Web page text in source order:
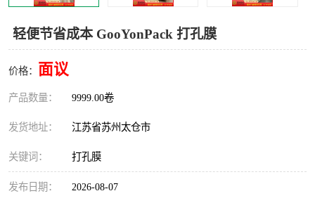
轻便节省成本 GooYonPack 打孔膜
价格： 面议
产品数量： 9999.00卷
发货地址： 江苏省苏州太仓市
关键词： 打孔膜
发布日期： 2026-08-07